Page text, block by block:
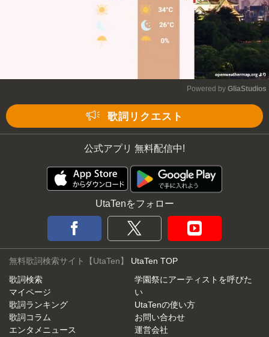
Powered by GliaStudios
歌詞リクエスト
公式アプリ 無料配信中!
UtaTenをフォロー
無料歌詞検索サイト【UtaTen】 UtaTen TOP
歌詞検索
マイページ
歌詞ランキング
歌詞コラム
エンタメニュース
学園祭にアーティストを呼びた
い
UtaTenの使い方
お問い合わせ
運営会社